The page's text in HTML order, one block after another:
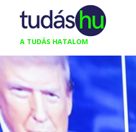
Kilépés
tartalomba
A TUDÁS HATALOM